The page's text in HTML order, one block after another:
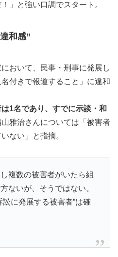
」と強い口調でスタート。
和感”
おいて、民事・刑事に発展し
付きで報道すること」に違和
1名であり、すでに示談・和
雅治さんについては「被害者
ない」と指摘。
複数の被害者がいたら組
ないが、そうではない。
に発展する被害者”は確